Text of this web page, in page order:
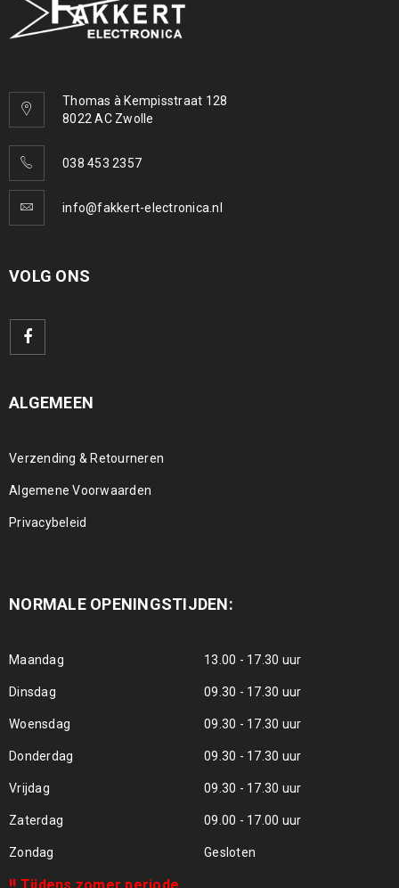
Thomas à Kempisstraat 128
8022 AC Zwolle
038 453 2357
info@fakkert-electronica.nl
VOLG ONS
ALGEMEEN
Verzending & Retourneren
Algemene Voorwaarden
Privacybeleid
NORMALE OPENINGSTIJDEN:
Maandag 13.00 - 17.30 uur
Dinsdag 09.30 - 17.30 uur
Woensdag 09.30 - 17.30 uur
Donderdag 09.30 - 17.30 uur
Vrijdag 09.30 - 17.30 uur
Zaterdag 09.00 - 17.00 uur
Zondag Gesloten